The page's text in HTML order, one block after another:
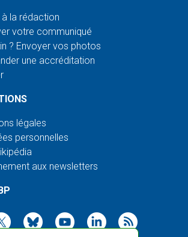
à la rédaction
votre communiqué
? Envoyer vos photos
une accréditation
légales
personnelles
aux newsletters